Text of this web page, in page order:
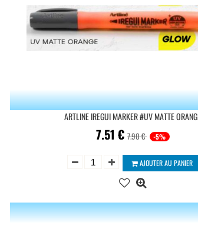
ARTLINE IREGUI MARKER #UV MATTE
7.51€7.90 € -5%
AJOUTER AU PANIER